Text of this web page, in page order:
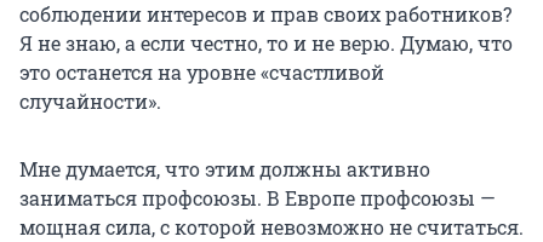
соблюдении интересов и прав своих работников?
Я не знаю, а если честно, то и не верю. Думаю, что
это останется на уровне «счастливой
случайности».
Мне думается, что этим должны активно
заниматься профсоюзы. В Европе профсоюзы —
мощная сила, с которой невозможно не считаться.